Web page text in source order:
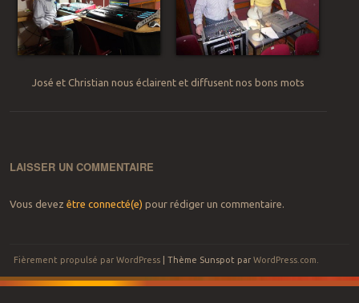
José et Christian nous éclairent et diffusent nos bons mots
LAISSER UN COMMENTAIRE
Vous devez être connecté(e) pour rédiger un commentaire.
Fièrement propulsé par WordPress |Thème Sunspot parWordPress.com